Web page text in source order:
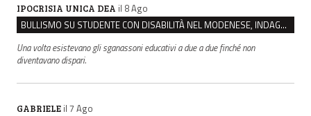
IPOCRISIA UNICA DEA il 8 Ago
BULLISMO SU STUDENTE CON DISABILITÀ NEL MODENESE, INDAGATI DUE RAGAZZI DI 16 ANNI
Una volta esistevano gli sganassoni educativi a due a due finché non
diventavano dispari.
GABRIELE il 7 Ago